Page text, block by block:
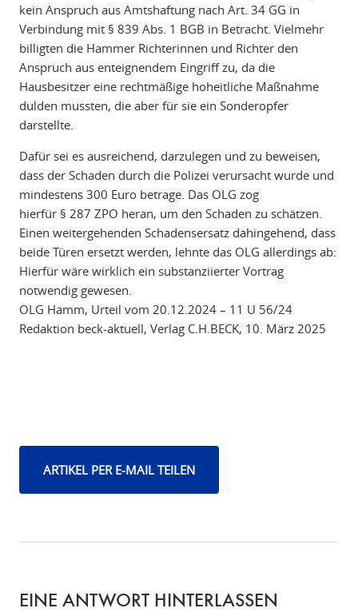
kein Anspruch aus Amtshaftung nach Art. 34 GG in
Verbindung mit § 839 Abs. 1 BGB in Betracht. Vielmehr
billigten die Hammer Richterinnen und Richter den
Anspruch aus enteignendem Eingriff zu, da die
Hausbesitzer eine rechtmäßige hoheitliche Maßnahme
dulden mussten, die aber für sie ein Sonderopfer
darstellte.
Dafür sei es ausreichend, darzulegen und zu beweisen,
dass der Schaden durch die Polizei verursacht wurde und
mindestens 300 Euro betrage. Das OLG zog
hierfür § 287 ZPO heran, um den Schaden zu schätzen.
Einen weitergehenden Schadensersatz dahingehend, dass
beide Türen ersetzt werden, lehnte das OLG allerdings ab:
Hierfür wäre wirklich ein substanziierter Vortrag
notwendig gewesen.
OLG Hamm, Urteil vom 20.12.2024 – 11 U 56/24
Redaktion beck-aktuell, Verlag C.H.BECK, 10. März 2025
ARTIKEL PER E-MAIL TEILEN
EINE ANTWORT HINTERLASSEN